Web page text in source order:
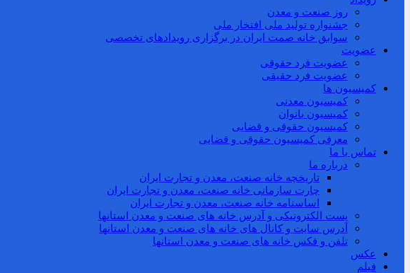
روز صنعت و معدن
جشنواره تولید ملی افتخار ملی
سوابق خانه صمت ایران در برگزاری رویدادهای تخصصی
عضویت
عضویت فرد حقوقی
عضویت فرد حقیقی
کمیسیون ها
کمیسیون معدنی
کمیسیون بانوان
کمیسیون حقوقی و قضایی
معرفی کمیسیون حقوقی و قضایی
تماس با ما
درباره ما
تاریخچه خانه صنعت، معدن و تجارت ایران
چارت سازمانی خانه صنعت، معدن و تجارت ایران
اساسنامه خانه صنعت، معدن و تجارت ایران
پست الکترونیکی و آدرس خانه های صنعت و معدن استانها
آدرس سایت و کانال های خانه های صنعت و معدن استانها
تلفن و فکس خانه های صنعت و معدن استانها
عکس
فیلم